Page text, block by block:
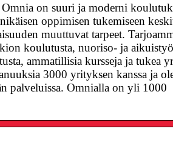
on suuri ja moderni
oppimisen tukemiseen
muuttuvat tarpeet.
koulutusta, nuoriso- ja
ammatillisia kursseja ja tukea
3000 yrityksen kanssa ja
palveluissa. Omnialla on yli 1000